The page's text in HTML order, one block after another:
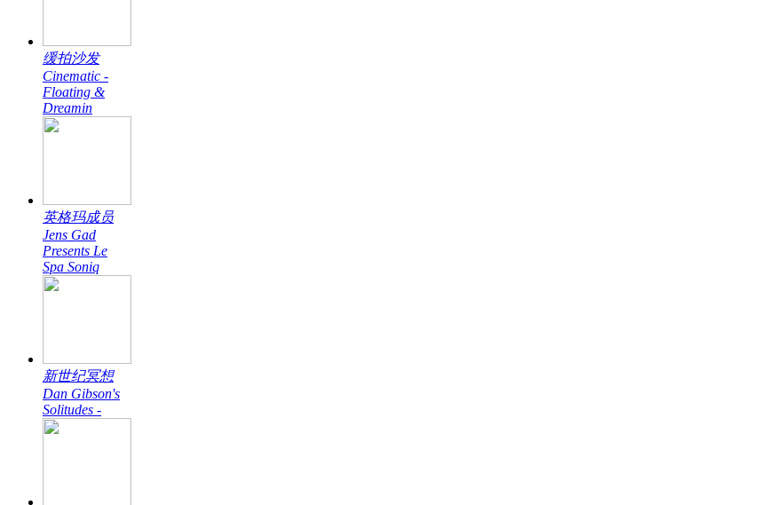
缓拍沙发
Cinematic -
Floating &
Dreamin
英格玛成员
Jens Gad
Presents Le
Spa Soniq
新世纪冥想
Dan Gibson's
Solitudes -